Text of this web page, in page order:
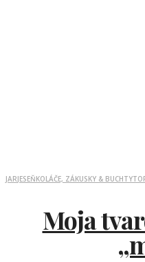
JARJESEŇKOLÁČE, ZÁKUSKY & BUCHTY
Moja